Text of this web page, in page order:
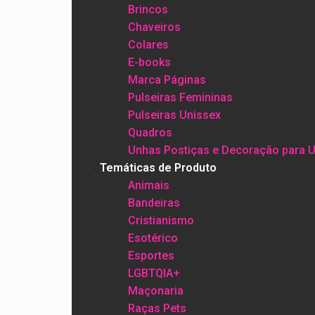
Brincos
Chaveiros
Colares
E-books
Marca Páginas
Pulseiras Femininas
Pulseiras Unissex
Quadros
Unhas Postiças e Decoração para
Temáticas de Produto
Animais
Bandeiras
Cristianismo
Esotérico
Esportes
LGBTQIA+
Maçonaria
Raças Pets